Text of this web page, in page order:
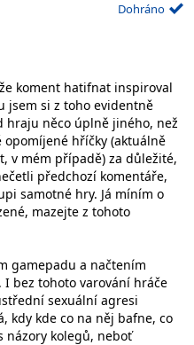
Dohráno
koment hatifnat inspiroval
jsem si z toho evidentně
hraju něco úplně jiného, než
hříčky (aktuálně
v mém případě) za důležité,
předchozí komentáře,
samotné hry. Já míním o
mazejte z tohoto
gamepadu a načtením
bez tohoto varování hráče
sexuální agresi
kdy kde co na něj bafne, co
názory kolegů, neboť